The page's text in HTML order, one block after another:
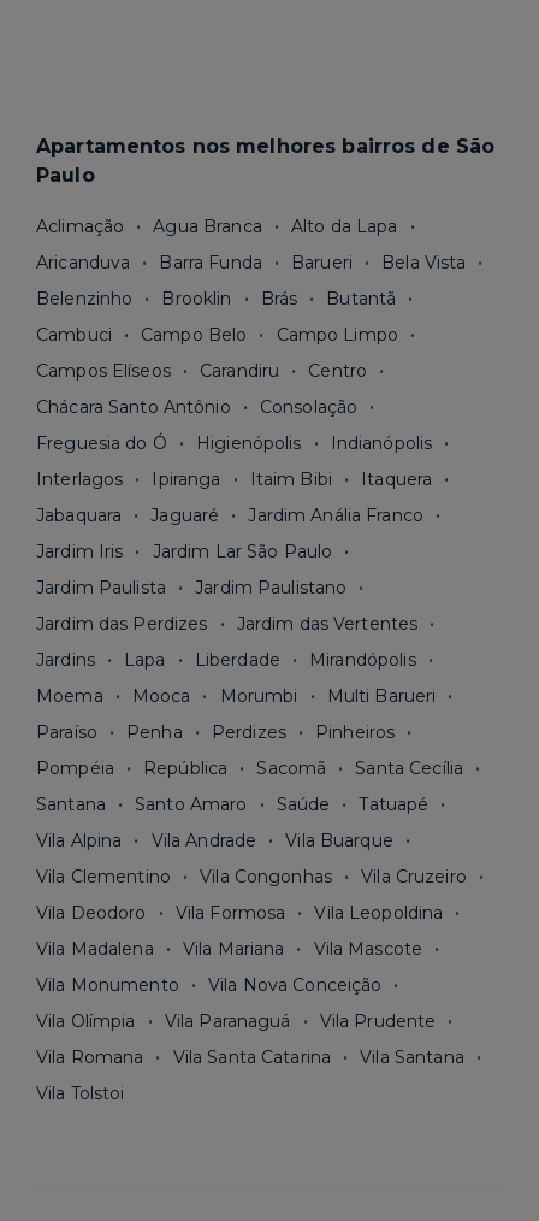
Apartamentos nos melhores bairros de São
Paulo
Aclimação Agua Branca
Alto da Lapa
Aricanduva
Barra Funda Barueri
Bela Vista
Belenzinho
Brooklin Brás
Butantã
Cambuci
Campo Belo
Campo Limpo
Campos Elíseos
Carandiru
Centro
Chácara Santo Antônio
Consolação
Freguesia do Ó
Higienópolis
Indianópolis
Interlagos
Ipiranga Itaim Bibi
Itaquera
Jabaquara
Jaguaré
Jardim Anália Franco
Jardim Iris
Jardim Lar São Paulo
Jardim Paulista
Jardim Paulistano
Jardim das Perdizes
Jardim das Vertentes
Jardins
Lapa Liberdade
Mirandópolis
Moema
Mooca Morumbi
Multi Barueri
Paraíso
Penha Perdizes
Pinheiros
Pompéia
República Sacomã
Santa Cecília
Santana
Santo Amaro Saúde
Tatuapé
Vila Alpina
Vila Andrade
Vila Buarque
Vila Clementino
Vila Congonhas
Vila Cruzeiro
Vila Deodoro
Vila Formosa
Vila Leopoldina
Vila Madalena
Vila Mariana
Vila Mascote
Vila Monumento
Vila Nova Conceição
Vila Olímpia
Vila Paranaguá
Vila Prudente
Vila Romana
Vila Santa Catarina
Vila Santana
Vila Tolstoi